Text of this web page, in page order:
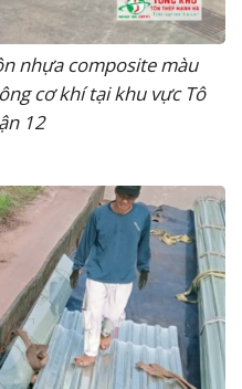
nhựa composite màu
cơ khí tại khu vực Tô
12